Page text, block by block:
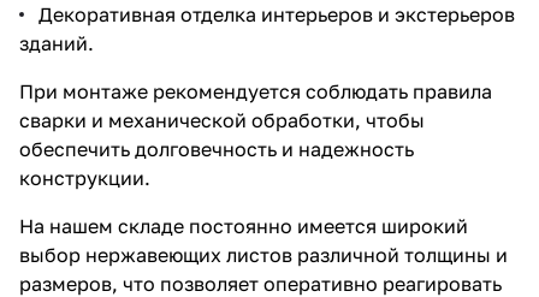
Декоративная отделка интерьеров и экстерьеров
зданий.
При монтаже рекомендуется соблюдать правила
сварки и механической обработки, чтобы
обеспечить долговечность и надежность
конструкции.
На нашем складе постоянно имеется широкий
выбор нержавеющих листов различной толщины и
размеров, что позволяет оперативно реагировать